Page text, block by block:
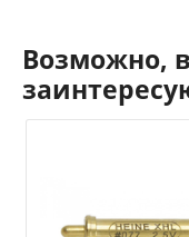
Возможно,